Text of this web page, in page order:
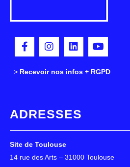
> Recevoir nos infos + RGPD
ADRESSES
Site de Toulouse
14 rue des Arts – 31000 Toulouse